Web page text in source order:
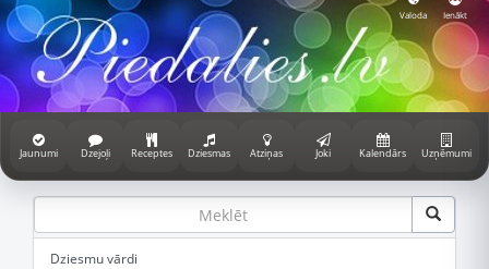
Valoda Ienākt
Jaunumi Dzejoļi Receptes Dziesmas Atziņas Joki Kalendārs Uzņēmumi
Dziesmu vārdi